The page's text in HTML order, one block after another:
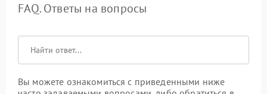
FAQ. Ответы на вопросы
Вы можете ознакомиться с приведенными ниже